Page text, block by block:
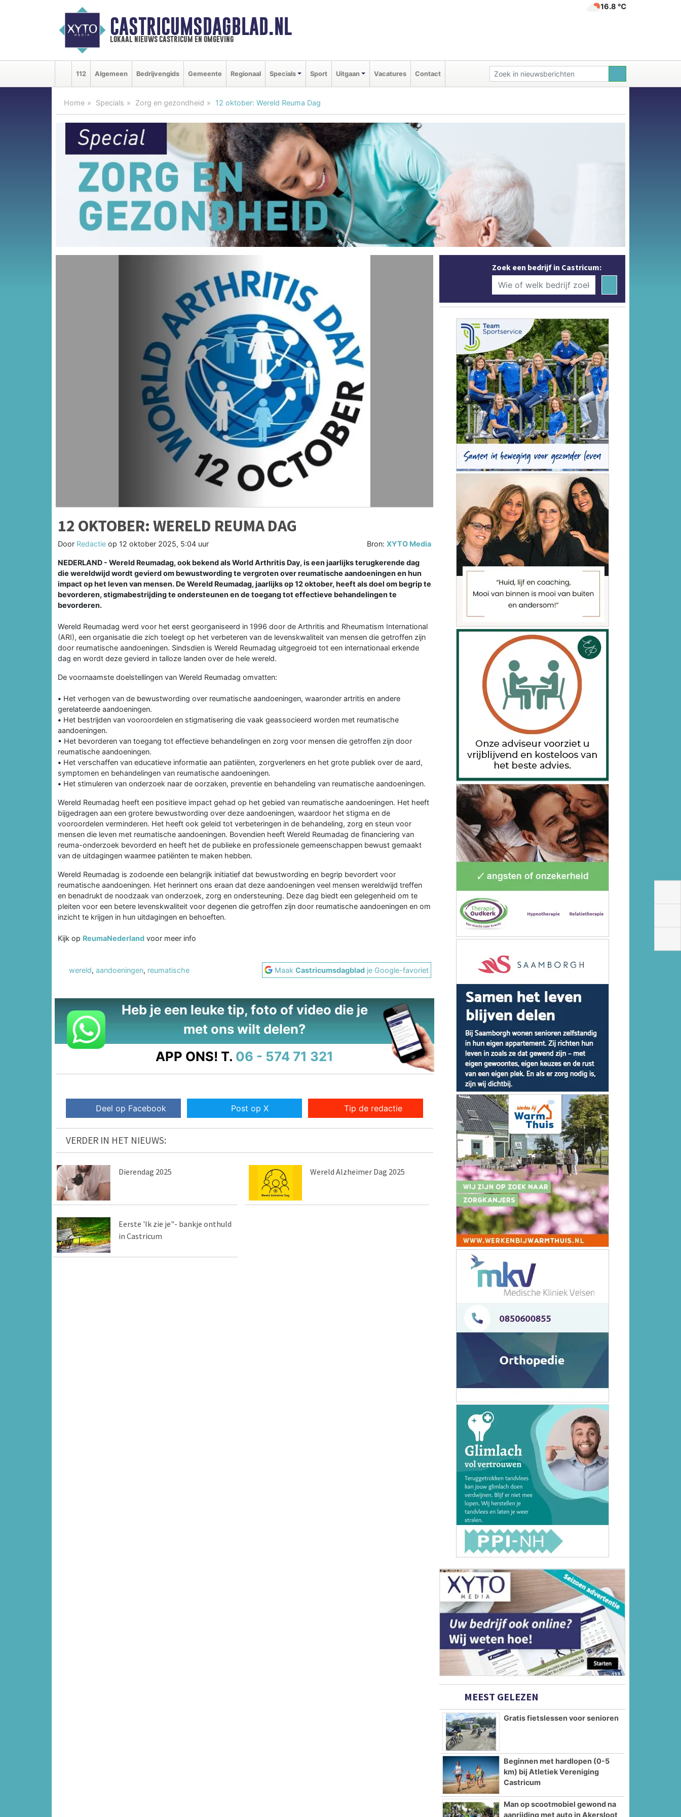
CASTRICUMSDAGBLAD.NL
lokaal nieuws castricum en omgeving
16.8 ℃
112 Algemeen Bedrijvengids Gemeente Regionaal Specials Sport Uitgaan Vacatures Contact
Home Specials Zorg en gezondheid 12 oktober: Wereld Reuma Dag
12 OKTOBER: WERELD REUMA DAG
Door Redactie op 12 oktober 2025, 5:04 uur Bron:XYTO Media
NEDERLAND - Wereld Reumadag, ook bekend als World Arthritis Day, is een jaarlijks terugkerende dag
die wereldwijd wordt gevierd om bewustwording te vergroten over reumatische aandoeningen en hun
impact op het leven van mensen. De Wereld Reumadag, jaarlijks op 12 oktober, heeft als doel om begrip te
bevorderen, stigmabestrijding te ondersteunen en de toegang tot effectieve behandelingen te
bevorderen.
Wereld Reumadag werd voor het eerst georganiseerd in 1996 door de Arthritis and Rheumatism International
(ARI), een organisatie die zich toelegt op het verbeteren van de levenskwaliteit van mensen die getroffen zijn
door reumatische aandoeningen. Sindsdien is Wereld Reumadag uitgegroeid tot een internationaal erkende
dag en wordt deze gevierd in talloze landen over de hele wereld.
De voornaamste doelstellingen van Wereld Reumadag omvatten:
• Het verhogen van de bewustwording over reumatische aandoeningen, waaronder artritis en andere
gerelateerde aandoeningen.
• Het bestrijden van vooroordelen en stigmatisering die vaak geassocieerd worden met reumatische
aandoeningen.
• Het bevorderen van toegang tot effectieve behandelingen en zorg voor mensen die getroffen zijn door
reumatische aandoeningen.
• Het verschaffen van educatieve informatie aan patiënten, zorgverleners en het grote publiek over de aard,
symptomen en behandelingen van reumatische aandoeningen.
• Het stimuleren van onderzoek naar de oorzaken, preventie en behandeling van reumatische aandoeningen.
Wereld Reumadag heeft een positieve impact gehad op het gebied van reumatische aandoeningen. Het heeft
bijgedragen aan een grotere bewustwording over deze aandoeningen, waardoor het stigma en de
vooroordelen verminderen. Het heeft ook geleid tot verbeteringen in de behandeling, zorg en steun voor
mensen die leven met reumatische aandoeningen. Bovendien heeft Wereld Reumadag de financiering van
reuma-onderzoek bevorderd en heeft het de publieke en professionele gemeenschappen bewust gemaakt
van de uitdagingen waarmee patiënten te maken hebben.
Wereld Reumadag is zodoende een belangrijk initiatief dat bewustwording en begrip bevordert voor
reumatische aandoeningen. Het herinnert ons eraan dat deze aandoeningen veel mensen wereldwijd treffen
en benadrukt de noodzaak van onderzoek, zorg en ondersteuning. Deze dag biedt een gelegenheid om te
pleiten voor een betere levenskwaliteit voor degenen die getroffen zijn door reumatische aandoeningen en om
inzicht te krijgen in hun uitdagingen en behoeften.
Kijk op ReumaNederland voor meer info
wereld, aandoeningen, reumatische MaakCastricumsdagblad je Google-favoriet
Heb je een leuke tip, foto of video die je
met ons wilt delen?
APP ONS! T. 06 - 574 71 321
Deel op Facebook Post op X Tip de redactie
VERDER IN HET NIEUWS:
Dierendag 2025 Wereld Alzheimer Dag 2025
Eerste 'Ik zie je"- bankje onthuld
in Castricum
Zoek een bedrijf in Castricum:
MEEST GELEZEN
Gratis fietslessen voor senioren
Beginnen met hardlopen (0-5
km) bij Atletiek Vereniging
Castricum
Man op scootmobiel gewond na
aanrijding met auto in Akersloot